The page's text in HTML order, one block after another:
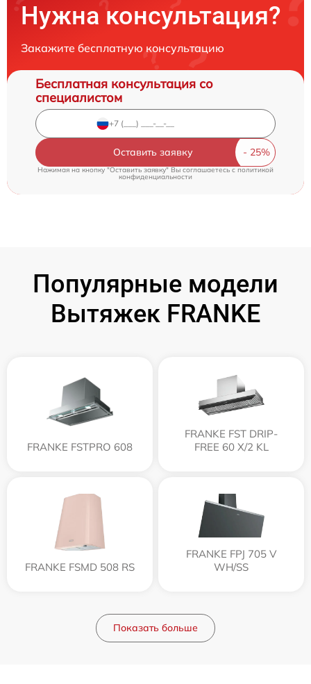
Нужна консультация?
Закажите бесплатную консультацию
Бесплатная консультация со
специалистом
Оставить заявку
Нажимая на кнопку "Оставить заявку" Вы соглашаетесь cполитикой
конфиденциальности
Популярные модели
Вытяжек FRANKE
FRANKE FSTPRO 608
FRANKE FST DRIP-
FREE 60 X/2 KL
FRANKE FSMD 508 RS
FRANKE FPJ 705 V
WH/SS
Показать больше